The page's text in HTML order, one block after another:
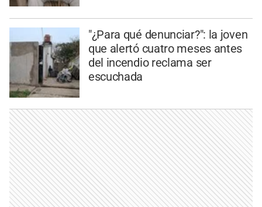
"¿Para qué denunciar?": la joven
que alertó cuatro meses antes
del incendio reclama ser
escuchada